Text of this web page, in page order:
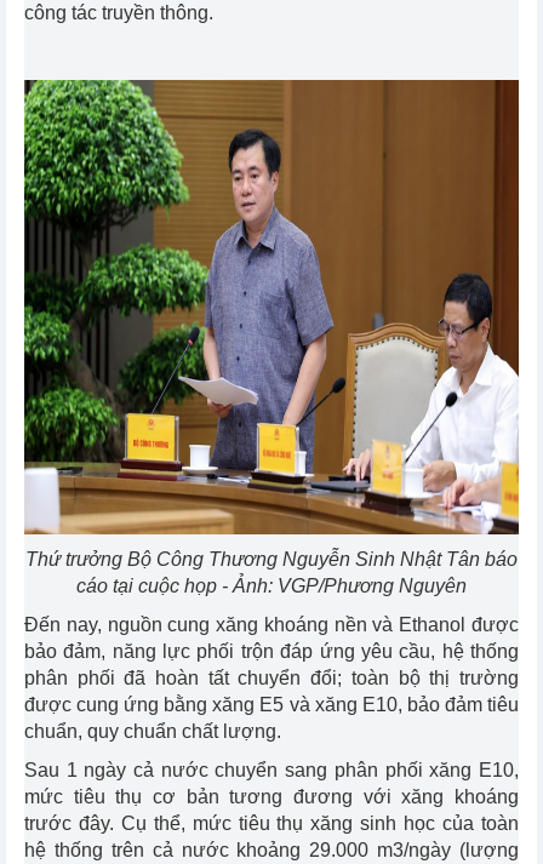
công tác truyền thông.
Thứ trưởng Bộ Công Thương Nguyễn Sinh Nhật Tân báo
cáo tại cuộc họp - Ảnh: VGP/Phương Nguyên
Đến nay, nguồn cung xăng khoáng nền và Ethanol được
bảo đảm, năng lực phối trộn đáp ứng yêu cầu, hệ thống
phân phối đã hoàn tất chuyển đổi; toàn bộ thị trường
được cung ứng bằng xăng E5 và xăng E10, bảo đảm tiêu
chuẩn, quy chuẩn chất lượng.
Sau 1 ngày cả nước chuyển sang phân phối xăng E10,
mức tiêu thụ cơ bản tương đương với xăng khoáng
trước đây. Cụ thể, mức tiêu thụ xăng sinh học của toàn
hệ thống trên cả nước khoảng 29.000 m3/ngày (lượng